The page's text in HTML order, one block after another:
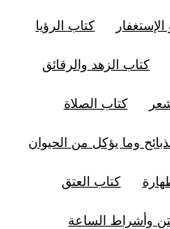
كتاب الرؤيا
كتاب الزهد والرقائق
كتاب الصلاة
وما يؤكل من الحيوان
كتاب العتق
وأشراط الساعة